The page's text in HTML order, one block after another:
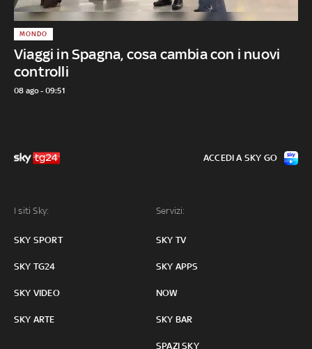
Viaggi in Spagna, cosa cambia con i nuovi
controlli
MONDO
08 ago - 09:51
I siti Sky:
SKY SPORT
SKY TG24
SKY VIDEO
SKY ARTE
Servizi:
SKY TV
SKY APPS
NOW
SKY BAR
SPAZI SKY
ACCEDI A SKY GO